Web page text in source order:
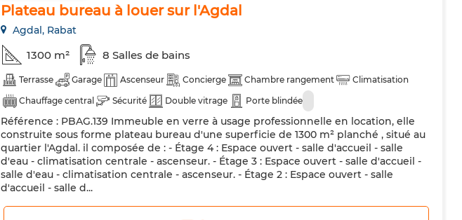
Plateau bureau à louer sur l'Agdal
Agdal, Rabat
1300 m² 8 Salles de bains
Terrasse Garage Ascenseur Concierge Chambre rangement
Climatisation
Chauffage central
Sécurité Double vitrage Porte blindée
Référence : PBAG.139 Immeuble en verre à usage professionnelle en location, elle
construite sous forme plateau bureau d'une superficie de 1300 m² planché , situé au
quartier l'Agdal. il composée de : - Étage 4 : Espace ouvert - salle d'accueil - salle
d'eau - climatisation centrale - ascenseur. - Étage 3 : Espace ouvert - salle d'accueil -
salle d'eau - climatisation centrale - ascenseur. - Étage 2 : Espace ouvert - salle
d'accueil - salle d...